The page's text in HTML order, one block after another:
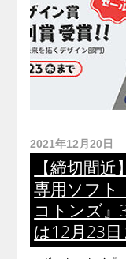
2021年12月20日
【締切間
専用ソフト
コトンズ』
は12月23日